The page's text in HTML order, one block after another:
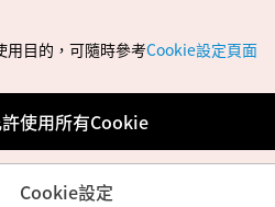
版權所有
來信至官方信箱
用目的，可隨時參考Cookie設定頁面
使用所有Cookie
Cookie設定